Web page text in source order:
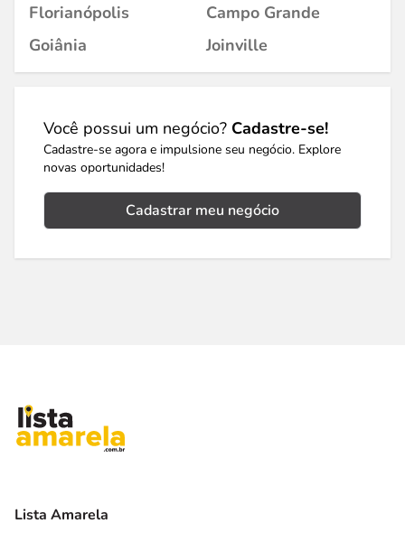
Florianópolis
Campo Grande
Goiânia
Joinville
Você possui um negócio? Cadastre-se!
Cadastre-se agora e impulsione seu negócio. Explore
novas oportunidades!
Cadastrar meu negócio
Lista Amarela